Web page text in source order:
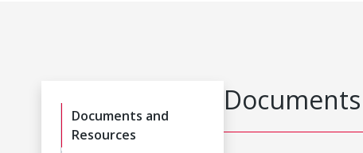
Documents and
Resources